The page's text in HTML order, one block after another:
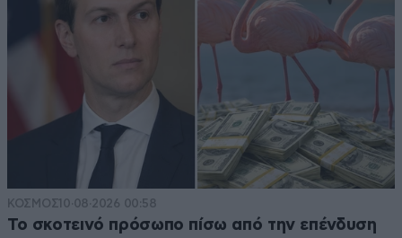
ΚΟΣΜΟΣ10·08·2026 00:58
Το σκοτεινό πρόσωπο πίσω από την επένδυση